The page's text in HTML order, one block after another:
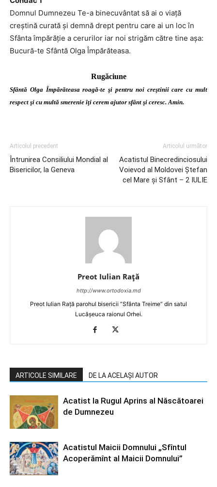
Domnul Dumnezeu Te-a binecuvântat să ai o viaţă
creştină curată şi demnă drept pentru care ai un loc în
Sfânta împărăţie a cerurilor iar noi strigăm către tine aşa:
Bucură-te Sfântă Olga Împărăteasa.
Rugăciune
Sfântă Olga Împărăteasa roagă-te şi pentru noi creştinii care cu mult
respect şi cu multă smerenie îţi cerem ajutor sfânt şi ceresc. Amin.
Articolul precedent
Întrunirea Consiliului Mondial al
Bisericilor, la Geneva
Articolul următor
Acatistul Binecredinciosului
Voievod al Moldovei Ştefan
cel Mare şi Sfânt – 2 IULIE
Preot Iulian Raţă
http://www.ortodoxia.md
Preot Iulian Rață parohul bisericii ”Sfânta Treime” din satul
Lucășeuca raionul Orhei.
ARTICOLE SIMILARE DE LA ACELAȘI AUTOR
Acatist la Rugul Aprins al Născătoarei
de Dumnezeu
Acatistul Maicii Domnului „Sfîntul
Acoperămînt al Maicii Domnului”